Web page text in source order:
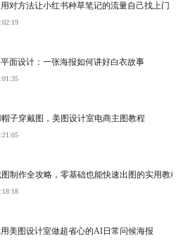
对方法让小红书种草笔记的流量自己找上门
面设计：一张海报如何讲好白衣故事
子穿戴图，美图设计室电商主图教程
制作全攻略，零基础也能快速出图的实用教程
美图设计室做超省心的AI日常问候海报